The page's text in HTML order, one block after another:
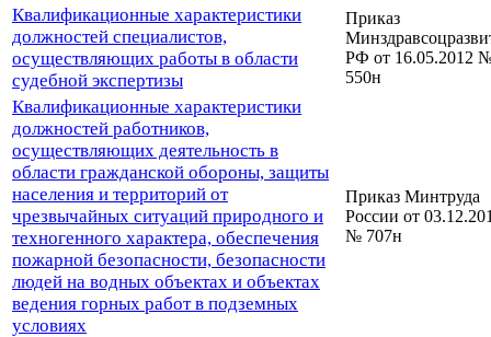
Квалификационные характеристики
должностей специалистов,
осуществляющих работы в области
судебной экспертизы
Приказ
РФ от 16.05.2012
550н
Квалификационные характеристики
должностей работников,
осуществляющих деятельность в
области гражданской обороны, защиты
населения и территорий от
чрезвычайных ситуаций природного и
техногенного характера, обеспечения
пожарной безопасности, безопасности
людей на водных объектах и объектах
ведения горных работ в подземных
условиях
Приказ Минтруда
России от
№ 707н